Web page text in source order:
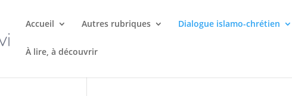
Accueil Autres rubriques Dialogue islamo-chrétien
À lire, à découvrir